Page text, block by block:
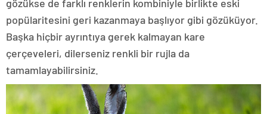
gözükse de farklı renklerin kombiniyle birlikte eski
popülaritesini geri kazanmaya başlıyor gibi gözüküyor.
Başka hiçbir ayrıntıya gerek kalmayan kare
çerçeveleri, dilerseniz renkli bir rujla da
tamamlayabilirsiniz.